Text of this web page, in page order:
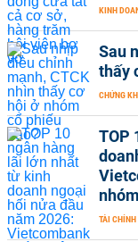
KINH
Sau
thấy
CHỨNG
TOP
TÀI CHÍNH